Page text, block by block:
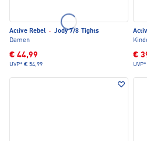
Active Rebel · Jody 7/8 Tights
Damen
€ 44,99
UVP* € 54,99
€
UVP*